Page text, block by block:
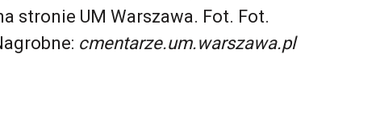
stronie UM Warszawa. Fot. Fot.
cmentarze.um.warszawa.pl